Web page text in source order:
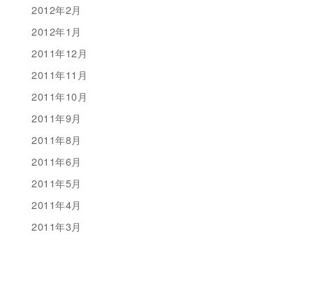
2012年2月
2012年1月
2011年12月
2011年11月
2011年10月
2011年9月
2011年8月
2011年6月
2011年5月
2011年4月
2011年3月